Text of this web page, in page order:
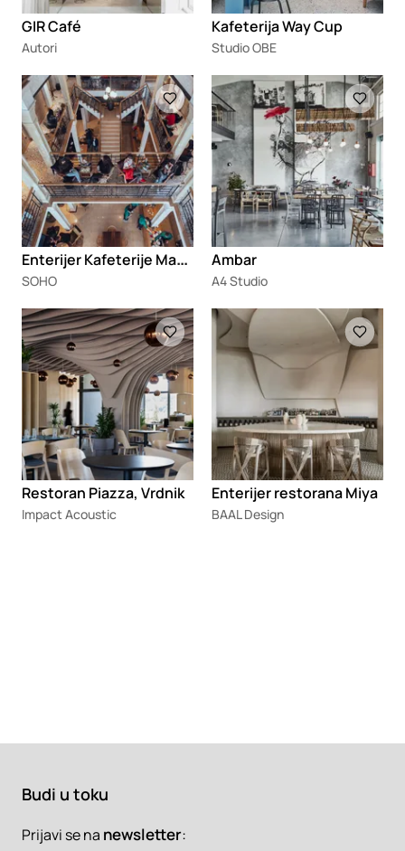
GIR Café
Autori
Kafeterija Way Cup
Studio OBE
Loading
E
nterijer Kafeterije Magazin 1907
SOHO
Loading
Ambar
A4 Studio
Loading
Restoran Piazza, Vrdnik
Impact Acoustic
Loading
Enterijer restorana Miya
BAAL Design
Budi u toku
Prijavi se na newsletter: